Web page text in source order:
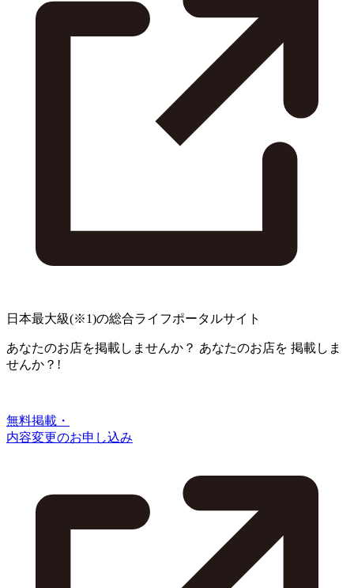
日本最大級(※1)の総合ライフポータルサイト
あなたのお店を掲載しませんか？ あなたのお店を 掲載しま
せんか？!
無料掲載・
内容変更のお申し込み